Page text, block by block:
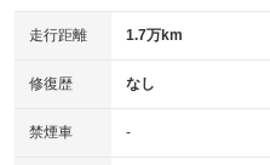
走行距離 1.7万km
修復歴 なし
禁煙車 -